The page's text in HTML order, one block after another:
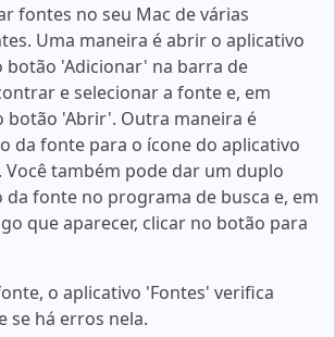
fontes no seu Mac de várias
Uma maneira é abrir o aplicativo
botão 'Adicionar' na barra de
e selecionar a fonte e, em
botão 'Abrir'. Outra maneira é
da fonte para o ícone do aplicativo
Você também pode dar um duplo
da fonte no programa de busca e, em
que aparecer, clicar no botão para
o aplicativo 'Fontes' verifica
se há erros nela.